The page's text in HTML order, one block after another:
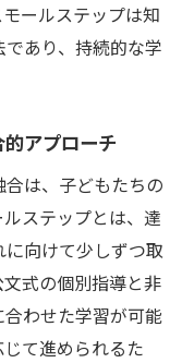
ールステップは知
あり、持続的な学
アプローチ
は、子どもたちの
ステップとは、達
向けて少しずつ取
式の個別指導と非
わせた学習が可能
て進められるた